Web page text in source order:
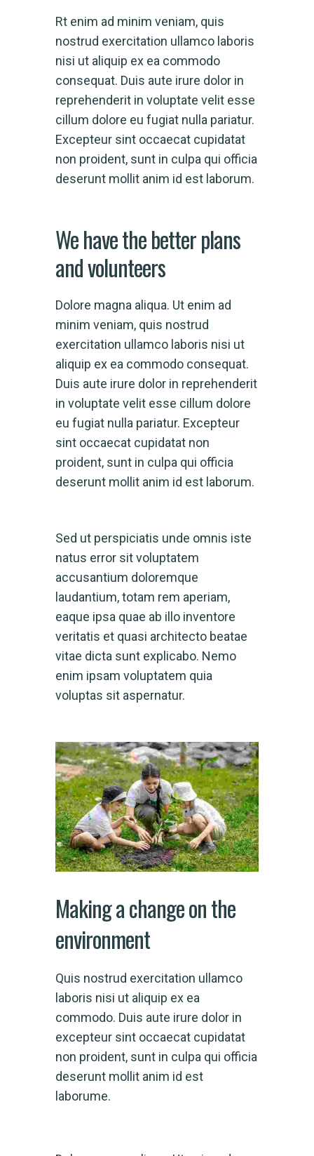
Rt enim ad minim veniam, quis
nostrud exercitation ullamco laboris
nisi ut aliquip ex ea commodo
consequat. Duis aute irure dolor in
reprehenderit in voluptate velit esse
cillum dolore eu fugiat nulla pariatur.
Excepteur sint occaecat cupidatat
non proident, sunt in culpa qui officia
deserunt mollit anim id est laborum.
We have the better plans
and volunteers
Dolore magna aliqua. Ut enim ad
minim veniam, quis nostrud
exercitation ullamco laboris nisi ut
aliquip ex ea commodo consequat.
Duis aute irure dolor in reprehenderit
in voluptate velit esse cillum dolore
eu fugiat nulla pariatur. Excepteur
sint occaecat cupidatat non
proident, sunt in culpa qui officia
deserunt mollit anim id est laborum.
Sed ut perspiciatis unde omnis iste
natus error sit voluptatem
accusantium doloremque
laudantium, totam rem aperiam,
eaque ipsa quae ab illo inventore
veritatis et quasi architecto beatae
vitae dicta sunt explicabo. Nemo
enim ipsam voluptatem quia
voluptas sit aspernatur.
Making a change on the
environment
Quis nostrud exercitation ullamco
laboris nisi ut aliquip ex ea
commodo. Duis aute irure dolor in
excepteur sint occaecat cupidatat
non proident, sunt in culpa qui officia
deserunt mollit anim id est
laborume.